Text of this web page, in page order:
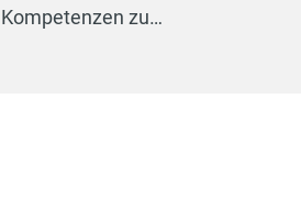
Kompetenzen zu…